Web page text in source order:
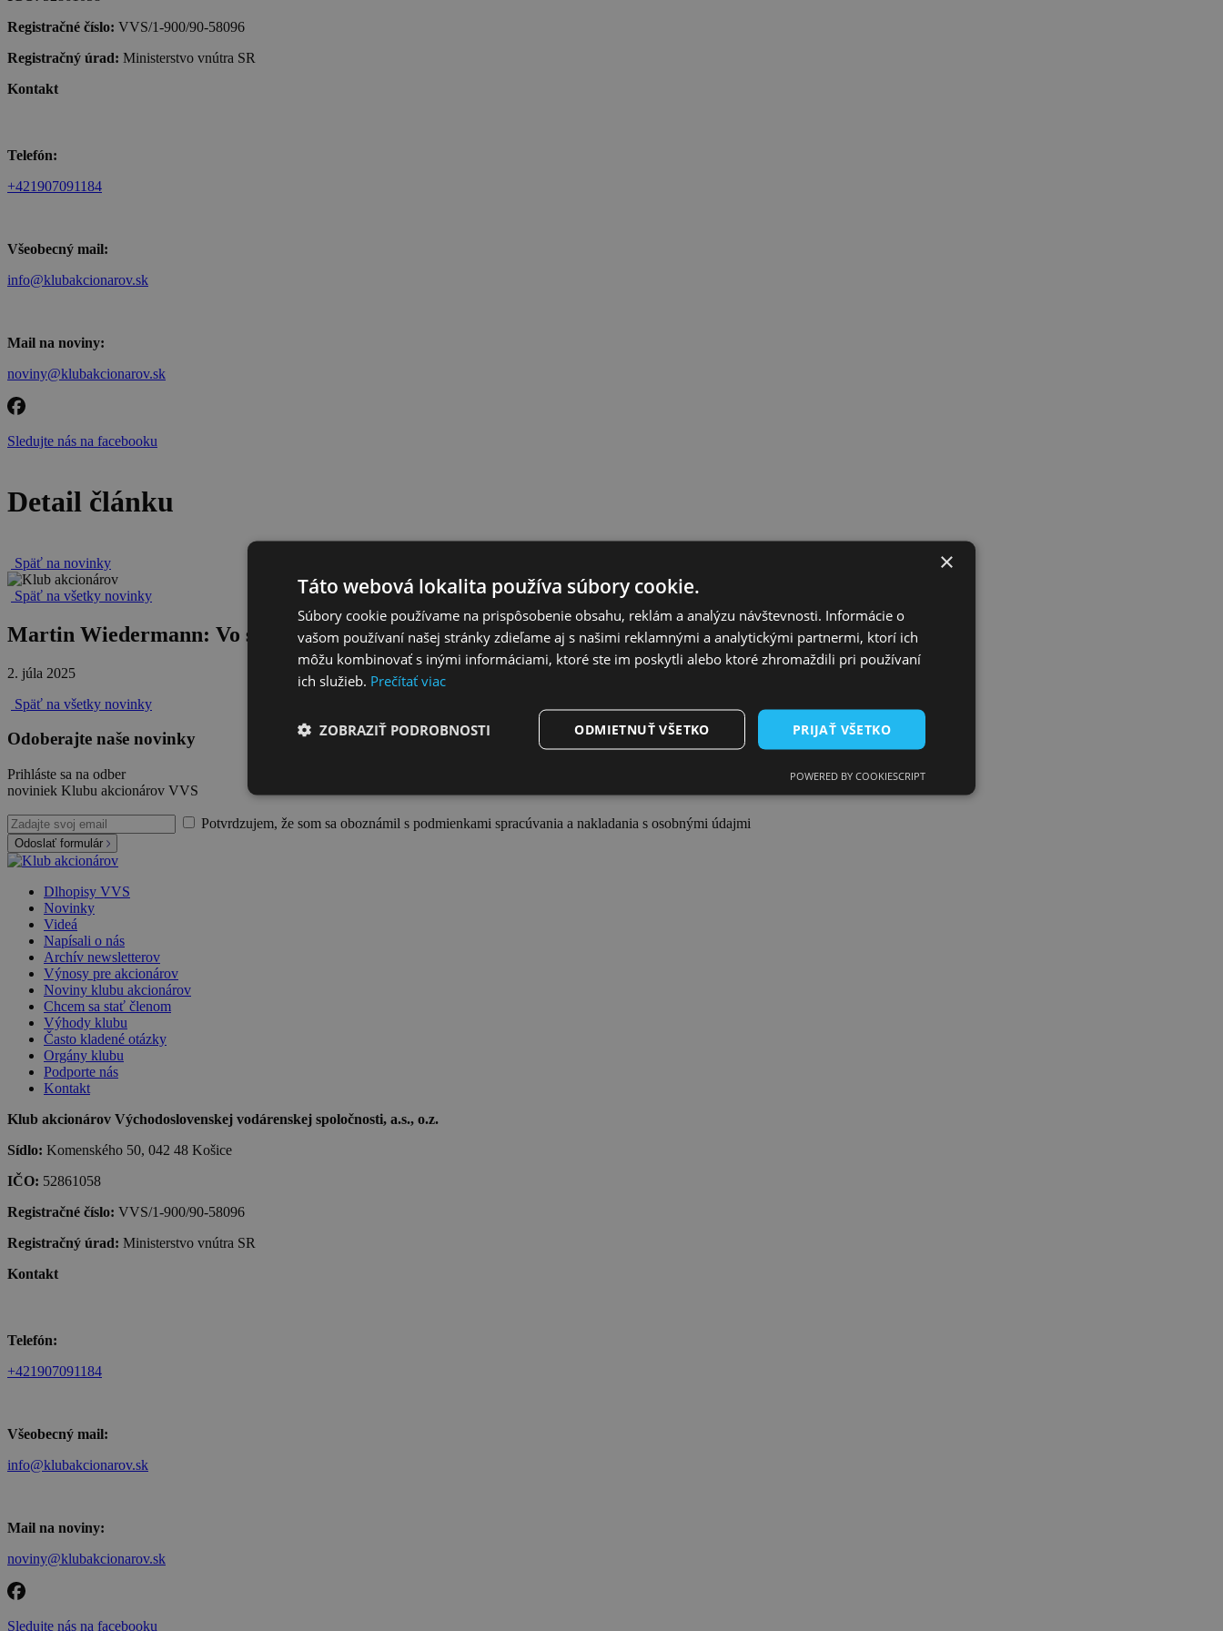
Registračné číslo: VVS/1-900/90-58096
Registračný úrad: Ministerstvo vnútra SR
Kontakt
Telefón:
+421907091184
Všeobecný mail:
info@klubakcionarov.sk
Mail na noviny:
noviny@klubakcionarov.sk
Sledujte nás na facebooku
Detail článku
Späť na novinky
Späť na všetky novinky
Martin Wiedermann: Vo svete sa bežne financujú takéto projekty z dlhopisov
2. júla 2025
Späť na všetky novinky
Odoberajte naše novinky
Prihláste sa na odber
noviniek Klubu akcionárov VVS
Potvrdzujem, že som sa oboznámil s podmienkami spracúvania a nakladania s osobnými údajmi
Odoslať formulár
Dlhopisy VVS
Novinky
Videá
Napísali o nás
Archív newsletterov
Výnosy pre akcionárov
Noviny klubu akcionárov
Chcem sa stať členom
Výhody klubu
Často kladené otázky
Orgány klubu
Podporte nás
Kontakt
Klub akcionárov Východoslovenskej vodárenskej spoločnosti, a.s., o.z.
Sídlo: Komenského 50, 042 48 Košice
IČO: 52861058
Registračné číslo: VVS/1-900/90-58096
Registračný úrad: Ministerstvo vnútra SR
Kontakt
Telefón:
+421907091184
Všeobecný mail:
info@klubakcionarov.sk
Mail na noviny:
noviny@klubakcionarov.sk
Sledujte nás na facebooku
×
Táto webová lokalita používa súbory cookie.
Súbory cookie používame na prispôsobenie obsahu, reklám a analýzu návštevnosti. Informácie o
vašom používaní našej stránky zdieľame aj s našimi reklamnými a analytickými partnermi, ktorí ich
môžu kombinovať s inými informáciami, ktoré ste im poskytli alebo ktoré zhromaždili pri používaní
ich služieb. Prečítať viac
PRIJAŤ VŠETKO
ODMIETNUŤ VŠETKO
ZOBRAZIŤ PODROBNOSTI
POWERED BY COOKIESCRIPT